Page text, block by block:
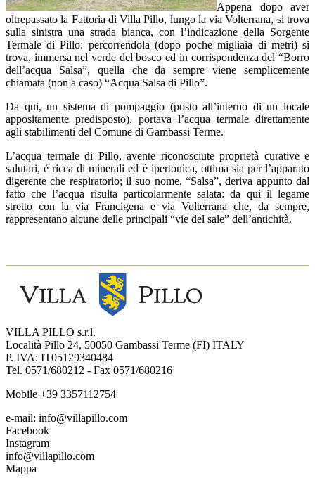
Appena dopo aver
oltrepassato la Fattoria di Villa Pillo, lungo la via Volterrana, si trova
sulla sinistra una strada bianca, con l’indicazione della Sorgente
Termale di Pillo: percorrendola (dopo poche migliaia di metri) si
trova, immersa nel verde del bosco ed in corrispondenza del “Borro
dell’acqua Salsa”, quella che da sempre viene semplicemente
chiamata (non a caso) “Acqua Salsa di Pillo”.
Da qui, un sistema di pompaggio (posto all’interno di un locale
appositamente predisposto), portava l’acqua termale direttamente
agli stabilimenti del Comune di Gambassi Terme.
L’acqua termale di Pillo, avente riconosciute proprietà curative e
salutari, è ricca di minerali ed è ipertonica, ottima sia per l’apparato
digerente che respiratorio; il suo nome, “Salsa”, deriva appunto dal
fatto che l’acqua risulta particolarmente salata: da qui il legame
stretto con la via Francigena e via Volterrana che, da sempre,
rappresentano alcune delle principali “vie del sale” dell’antichità.
VILLA PILLO s.r.l.
Località Pillo 24, 50050 Gambassi Terme (FI) ITALY
P. IVA: IT05129340484
Tel. 0571/680212 - Fax 0571/680216
Mobile +39 3357112754
e-mail: info@villapillo.com
Facebook
Instagram
info@villapillo.com
Mappa